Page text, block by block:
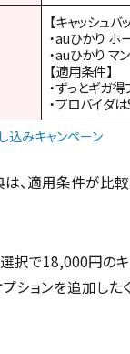
【キャッシュバ
・auひかり ホ
・auひかり マ
【適用条件】
・ずっとギガ
・プロバイダ
込みキャンペーン
、適用条件が比
択で18,000円の
ションを追加し